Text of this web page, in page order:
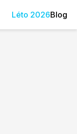
Léto 2026Blog